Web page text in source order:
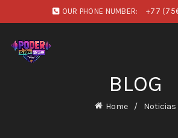
OUR PHONE NUMBER: +77
BLOG
Home Noticias